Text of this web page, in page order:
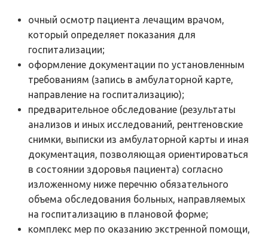
очный осмотр пациента лечащим врачом,
который определяет показания для
госпитализации;
оформление документации по установленным
требованиям (запись в амбулаторной карте,
направление на госпитализацию);
предварительное обследование (результаты
анализов и иных исследований, рентгеновские
снимки, выписки из амбулаторной карты и иная
документация, позволяющая ориентироваться
в состоянии здоровья пациента) согласно
изложенному ниже перечню обязательного
объема обследования больных, направляемых
на госпитализацию в плановой форме;
комплекс мер по оказанию экстренной помощи,